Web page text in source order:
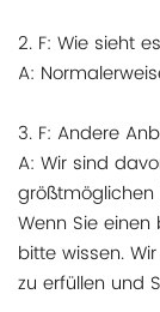
2. F: Wie sieht
A:
3. F: Andere
A: Wir sind
größtmöglichen
Wenn Sie
bitte wissen.
zu erfüllen und